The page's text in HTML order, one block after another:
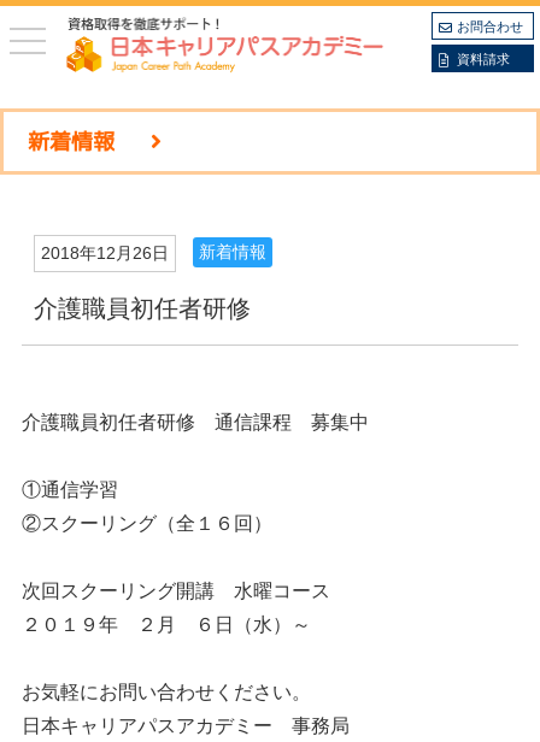
toggle
navigation
お問合わせ
資料請求
新着情報
2018年12月26日 新着情報
介護職員初任者研修
介護職員初任者研修 通信課程 募集中
①通信学習
②スクーリング（全１６回）
次回スクーリング開講 水曜コース
２０１９年 ２月 ６日（水）～
お気軽にお問い合わせください。
日本キャリアパスアカデミー 事務局